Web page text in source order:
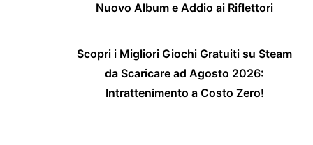
Nuovo Album e Addio ai Riflettori
Scopri i Migliori Giochi Gratuiti su Steam
da Scaricare ad Agosto 2026:
Intrattenimento a Costo Zero!